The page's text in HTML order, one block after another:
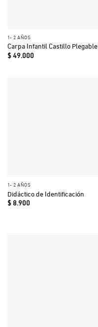
1- 2 AÑOS
Carpa Infantil Castillo Plegable
$49.000
1- 2 AÑOS
Didáctico de Identificación
$8.900